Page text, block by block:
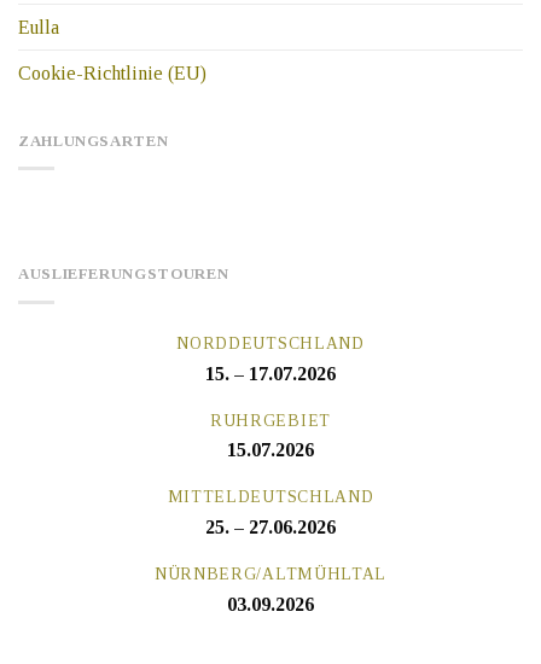
Eulla
Cookie-Richtlinie (EU)
ZAHLUNGSARTEN
AUSLIEFERUNGSTOUREN
NORDDEUTSCHLAND
15. – 17.07.2026
RUHRGEBIET
15.07.2026
MITTELDEUTSCHLAND
25. – 27.06.2026
NÜRNBERG/ALTMÜHLTAL
03.09.2026